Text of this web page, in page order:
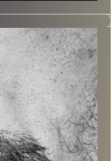
זיפים, מוזיקה
כל מה שחי, אמיתי
עם שמוליק רגב.
קרדיט תמונות: